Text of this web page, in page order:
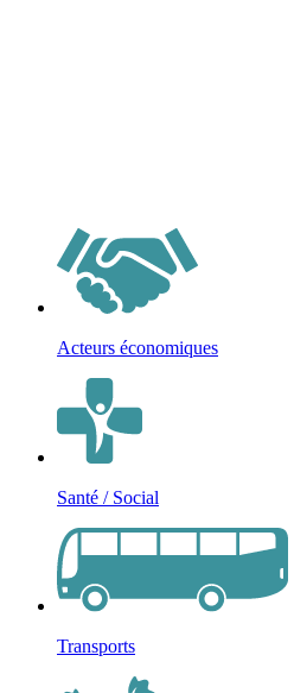
Acteurs économiques
Santé / Social
Transports